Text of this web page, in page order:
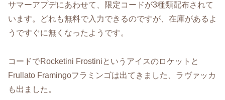
サマーアプデにあわせて、限定コードが3種類配布されて
います。どれも無料で入力できるのですが、在庫があるよ
うですぐに無くなったようです。
コードでRocketini Frostiniというアイスのロケットと
Frullato Framingoフラミンゴは出てきました、ラヴァッカ
も出ました。